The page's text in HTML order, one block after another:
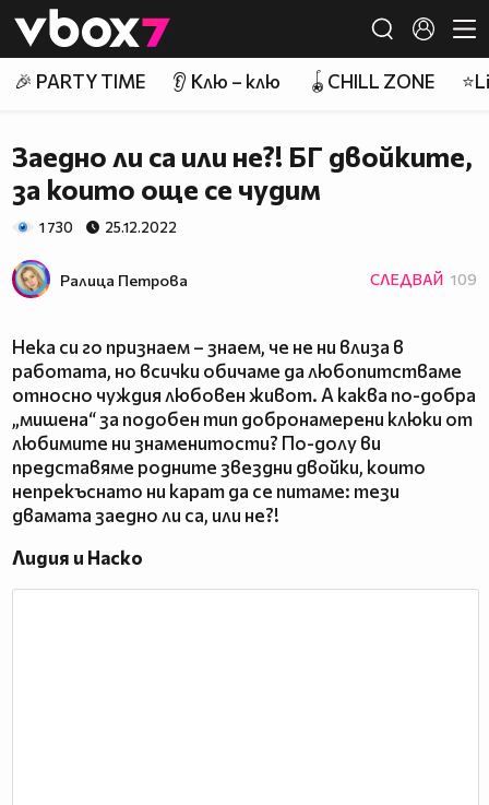
👾
🎉 PARTY TIME 👂 Клю – клю 🪀CHILL ZONE
Заедно ли са или не?! БГ двойките,
за които още се чудим
1 730 25.12.2022
Ралица Петровa СЛЕДВАЙ 109
Нека си го признаем – знаем, че не ни влиза в
работата, но всички обичаме да любопитстваме
относно чуждия любовен живот. А каква по-добра
„мишена“ за подобен тип добронамерени клюки от
любимите ни знаменитости? По-долу ви
представяме родните звездни двойки, които
непрекъснато ни карат да се питаме: тези
двамата заедно ли са, или не?!
Лидия и Наско